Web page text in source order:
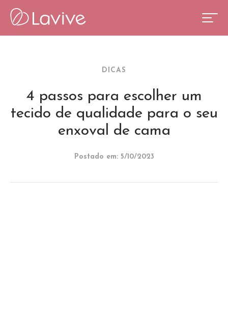
DICAS
4 passos para escolher um
tecido de qualidade para o seu
enxoval de cama
Postado em: 5/10/2023